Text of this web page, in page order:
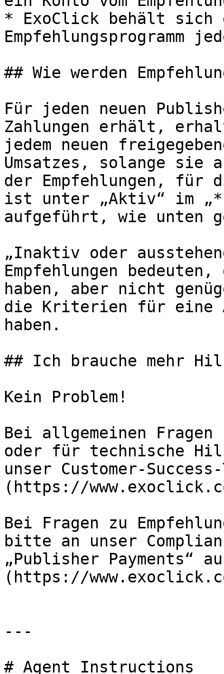
* ExoClick behält sich
Empfehlungsprogramm
## Wie werden
Für jeden neuen
Zahlungen erhält,
jedem neuen
Umsatzes, solange sie
der Empfehlungen, für
ist unter „Aktiv“ im
aufgeführt, wie unten
„Inaktiv oder
Empfehlungen
haben, aber nicht
die Kriterien für eine
haben.
## Ich brauche mehr
Kein Problem!
Bei allgemeinen Fragen
oder für technische
unser Customer-
(https://
Bei Fragen zu
bitte an unser
„Publisher Payments“
(https://
---
# Agent Instructions